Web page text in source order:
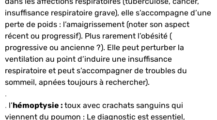
insuffisance respiratoire grave), elle s’accompagne d’une
perte de poids : l’amaigrissement (noter son aspect
récent ou progressif). Plus rarement l’obésité (
progressive ou ancienne ?). Elle peut perturber la
ventilation au point d’induire une insuffisance
respiratoire et peut s’accompagner de troubles du
sommeil, apnées toujours à rechercher).
.
. l’hémoptysie : toux avec crachats sanguins qui
viennent du poumon : Le diagnostic est essentiel,